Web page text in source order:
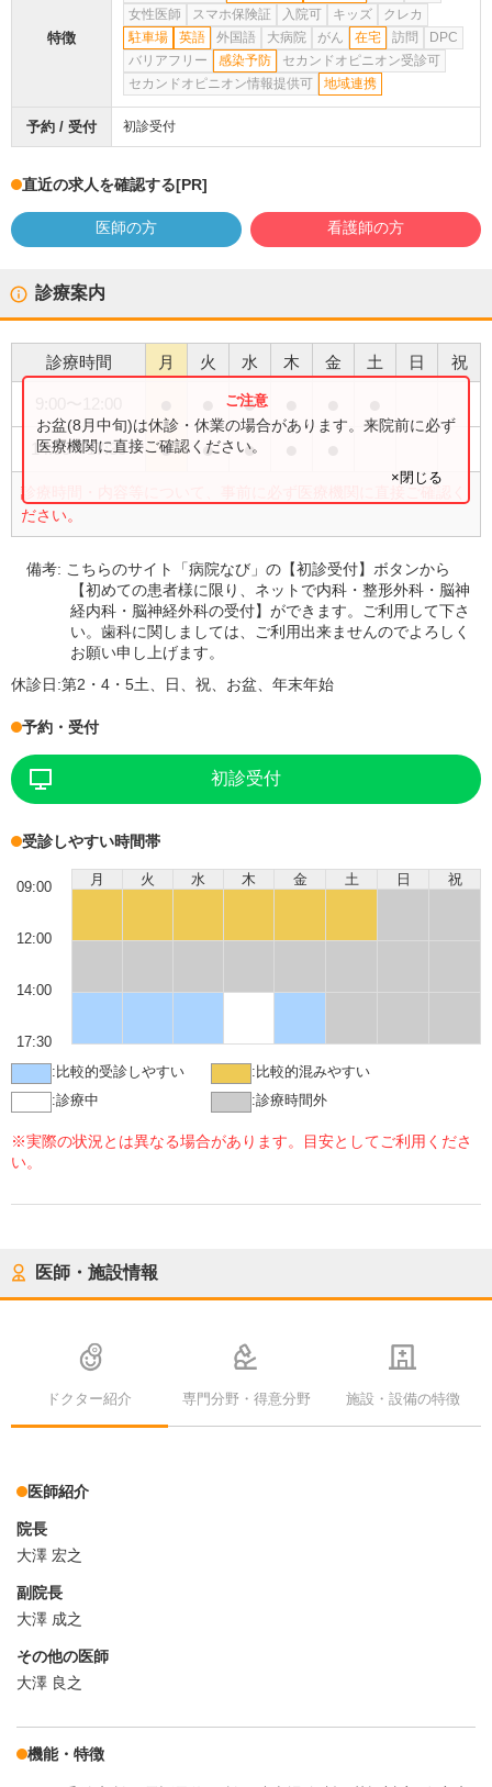
特徴
女性医師
スマホ保険証 入院可 キッズ
クレカ
駐車場
英語 外国語 大病院 がん 在宅 訪問
DPC
バリアフリー
感染予防
セカンドオピニオン受診可
セカンドオピニオン情報提供可
地域連携
予約 / 受付 初診受付
直近の求人を確認する[PR]
医師の方 看護師の方
診療案内
診療時間 月 火 水 木 金 土 日 祝
●
14:00〜17:30 ● ● ●
診療時間・内容等について、事前に必ず医療機関に直接ご確認く
ださい。
お盆(8月中旬)は休診・休業の場合があります。来院前に必ず
医療機関に直接ご確認ください。
×閉じる
備考: こちらのサイト「病院なび」の【初診受付】ボタンから
【初めての患者様に限り、ネットで内科・整形外科・脳神
経内科・脳神経外科の受付】ができます。ご利用して下さ
い。歯科に関しましては、ご利用出来ませんのでよろしく
お願い申し上げます。
休診日:第2・4・5土、日、祝、お盆、年末年始
予約・受付
初診受付
受診しやすい時間帯
月 火 水 木 金 土 日 祝
09:00
12:00
14:00
17:30
: 比較的受診しやすい : 比較的混みやすい
:診療中 :診療時間外
※実際の状況とは異なる場合があります。目安としてご利用くださ
い。
医師・施設情報
ドクター紹介 専門分野・得意分野 施設・設備の特徴
医師紹介
院長
大澤 宏之
副院長
大澤 成之
その他の医師
大澤 良之
機能・特徴